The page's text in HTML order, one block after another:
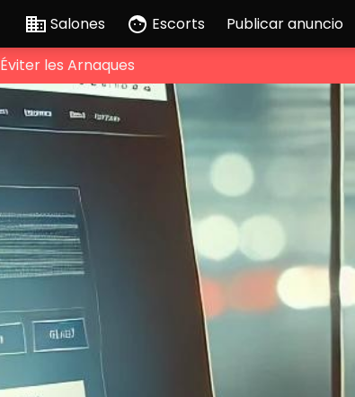
Salones Escorts Publicar anuncio
Éviter les Arnaques